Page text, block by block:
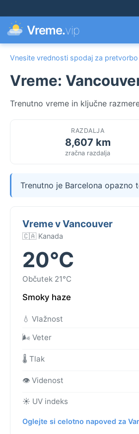
Vreme.vip
Vnesite vrednosti spodaj za pretvorbo
Vreme:
Trenutno vreme in ključne
RAZDALJA
8,607 km
zračna razdalja
Trenutno je Barcelona
Vreme v Vancouver
🇨🇦 Kanada
20°C
Občutek 21°C
Smoky haze
💧 Vlažnost
🌬️ Veter
🌡️ Tlak
👁️ Videnost
☀️ UV indeks
Oglejte si celotno napoved za